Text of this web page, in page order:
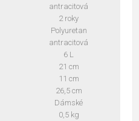
antracitová
2 roky
Polyuretan
antracitová
6 L
21 cm
11 cm
26,5 cm
Dámské
0,5 kg